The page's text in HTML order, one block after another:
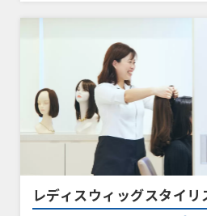
レディスウィッグスタイリ